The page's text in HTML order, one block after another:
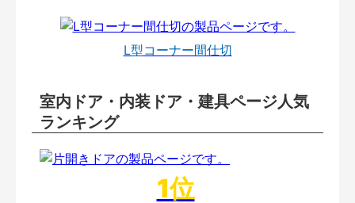
L型コーナー間仕切
室内ドア・内装ドア・建具ページ人気
ランキング